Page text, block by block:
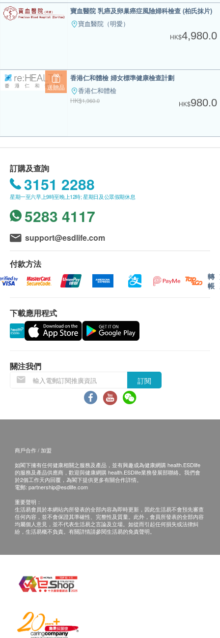
寶血醫院 乳癌及卵巢癌症風險婦科檢查 (柏氏抹片)
寶血醫院（明愛）
HK$4,980.0
送贈品
香港仁和體檢 婦女標準健康檢查計劃
香港仁和體檢
HK$1,960.0 HK$980.0
訂購及查詢
3151 2288
星期一至六早上9時至晚上12時; 星期日及公眾假期休息
5283 4117
support@esdlife.com
付款方法
轉
帳
下載應用程式
關注我們
訂閱
商戶合作 / 加盟
如閣下擁有任何健康相關之服務及產品，並有興趣成為健康網購 health.ESDlife
的服務及產品供應商，歡迎與健康網購 health.ESDlife業務發展部聯絡。我們會
於2個工作天內回覆，為閣下提供更多有關合作詳情。
電郵: partnership@esdlife.com
重要聲明：
生活易會員於本網站內所發表的全部內容為即時更新，因此生活易不會預先審查
任何內容，並不會保證其準確性、完整性及質量。此外，會員所發表的全部內容
均屬個人意見，並不代表生活易之言論及立場。如從而引起任何損失或法律糾
紛，生活易概不負責。有關詳情請參閱生活易的免責聲明。